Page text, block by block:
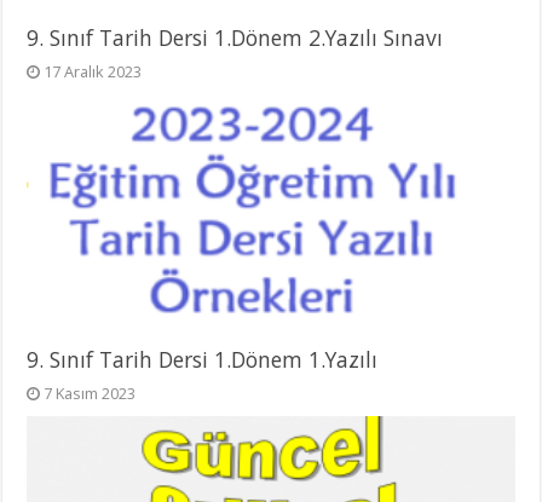
9. Sınıf Tarih Dersi 1.Dönem 2.Yazılı Sınavı
17 Aralık 2023
9. Sınıf Tarih Dersi 1.Dönem 1.Yazılı
7 Kasım 2023